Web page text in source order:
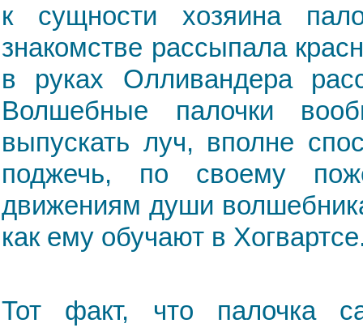
к сущности хозяина
знакомстве рассыпала
в руках Олливандера
Волшебные палочки
выпускать луч, вполне
поджечь, по своему
движениям души
как ему обучают в
Тот факт, что палочка